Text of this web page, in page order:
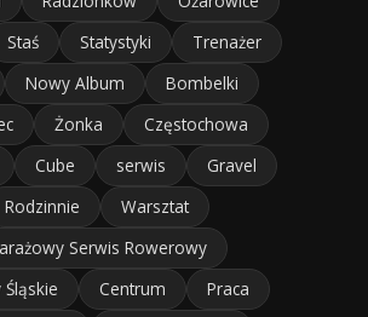
Staś Statystyki
Trenażer
Nowy Album
Bombelki
Żonka
Częstochowa
Cube serwis
Gravel
Rodzinnie
Warsztat
Serwis Rowerowy
Centrum
Praca